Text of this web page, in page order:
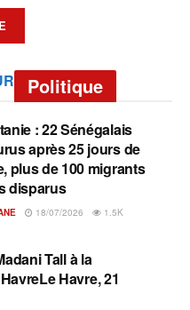
Politique
: 22 Sénégalais
après 25 jours de
plus de 100 migrants
disparus
18/07/2026 1.5K
Tall à la
Havre, 21